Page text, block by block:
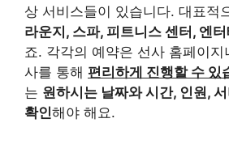
상 서비스들이 있습니다. 대표적
라운지, 스파, 피트니스 센터, 엔
죠. 각각의 예약은 선사 홈페이지
사를 통해 편리하게 진행할 수 있
는 원하시는 날짜와 시간, 인원,
확인해야 해요.